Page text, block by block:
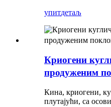
упитдетаљ
Криогени
продуженим
Кина, криогени,
плутајући, са